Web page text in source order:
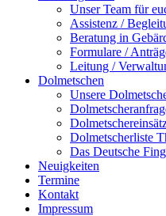
Unser Team für
Assistenz /
Beratung in
Formulare /
Leitung /
Dolmetschen
Unsere
Dolmetscherliste
Das Deutsche
Neuigkeiten
Termine
Kontakt
Impressum